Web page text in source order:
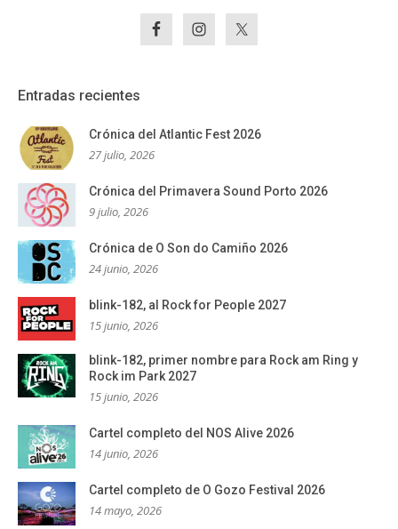
Entradas recientes
Crónica del Atlantic Fest 2026
27 julio, 2026
Crónica del Primavera Sound Porto 2026
9 julio, 2026
Crónica de O Son do Camiño 2026
24 junio, 2026
blink-182, al Rock for People 2027
15 junio, 2026
blink-182, primer nombre para Rock am Ring y
Rock im Park 2027
15 junio, 2026
Cartel completo del NOS Alive 2026
14 junio, 2026
Cartel completo de O Gozo Festival 2026
14 mayo, 2026